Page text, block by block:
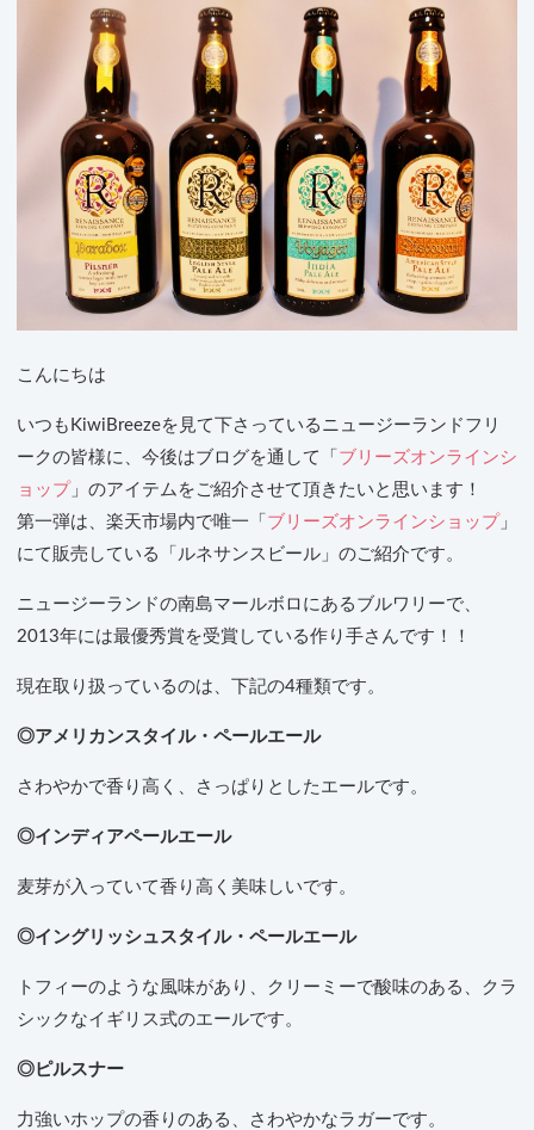
こんにちは
いつもKiwiBreezeを見て下さっているニュージーランドフリ
ークの皆様に、今後はブログを通して「 ブリーズオンラインシ
ョップ 」のアイテムをご紹介させて頂きたいと思います！
第一弾は、楽天市場内で唯一「 ブリーズオンラインショップ 」
にて販売している「ルネサンスビール」のご紹介です。
ニュージーランドの南島マールボロにあるブルワリーで、
2013年には最優秀賞を受賞している作り手さんです！！
現在取り扱っているのは、下記の4種類です。
◎アメリカンスタイル・ペールエール
さわやかで香り高く、さっぱりとしたエールです。
◎インディアペールエール
麦芽が入っていて香り高く美味しいです。
◎イングリッシュスタイル・ペールエール
トフィーのような風味があり、クリーミーで酸味のある、クラ
シックなイギリス式のエールです。
◎ピルスナー
力強いホップの香りのある、さわやかなラガーです。